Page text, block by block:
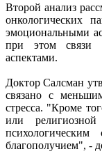
Второй анализ
онкологических
эмоциональными
при этом связи
аспектами.
Доктор Салсман
связано с
стресса. "Кроме
или
благополучием", -